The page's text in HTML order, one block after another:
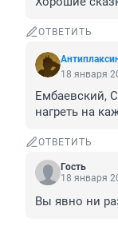
ОТВЕТИТЬ
18 января
Ембаевский,
нагреть на
ОТВЕТИТЬ
Гость
18 января
Вы явно ни